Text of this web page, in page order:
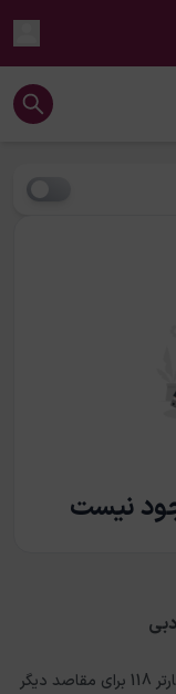
نیست
، در چارتر 118 برای مقاصد دیگر